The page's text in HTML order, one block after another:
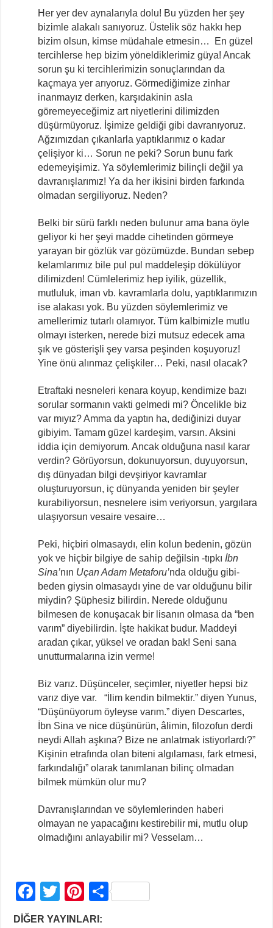
Her yer dev aynalarıyla dolu! Bu yüzden her şey
bizimle alakalı sanıyoruz. Üstelik söz hakkı hep
bizim olsun, kimse müdahale etmesin… En güzel
tercihlerse hep bizim yöneldiklerimiz güya! Ancak
sorun şu ki tercihlerimizin sonuçlarından da
kaçmaya yer arıyoruz. Görmediğimize zinhar
inanmayız derken, karşıdakinin asla
göremeyeceğimiz art niyetlerini dilimizden
düşürmüyoruz. İşimize geldiği gibi davranıyoruz.
Ağzımızdan çıkanlarla yaptıklarımız o kadar
çelişiyor ki… Sorun ne peki? Sorun bunu fark
edemeyişimiz. Ya söylemlerimiz bilinçli değil ya
davranışlarımız! Ya da her ikisini birden farkında
olmadan sergiliyoruz. Neden?
Belki bir sürü farklı neden bulunur ama bana öyle
geliyor ki her şeyi madde cihetinden görmeye
yarayan bir gözlük var gözümüzde. Bundan sebep
kelamlarımız bile pul pul maddeleşip dökülüyor
dilimizden! Cümlelerimiz hep iyilik, güzellik,
mutluluk, iman vb. kavramlarla dolu, yaptıklarımızın
ise alakası yok. Bu yüzden söylemlerimiz ve
amellerimiz tutarlı olamıyor. Tüm kalbimizle mutlu
olmayı isterken, nerede bizi mutsuz edecek ama
şık ve gösterişli şey varsa peşinden koşuyoruz!
Yine önü alınmaz çelişkiler… Peki, nasıl olacak?
Etraftaki nesneleri kenara koyup, kendimize bazı
sorular sormanın vakti gelmedi mi? Öncelikle biz
var mıyız? Amma da yaptın ha, dediğinizi duyar
gibiyim. Tamam güzel kardeşim, varsın. Aksini
iddia için demiyorum. Ancak olduğuna nasıl karar
verdin? Görüyorsun, dokunuyorsun, duyuyorsun,
dış dünyadan bilgi devşiriyor kavramlar
oluşturuyorsun, iç dünyanda yeniden bir şeyler
kurabiliyorsun, nesnelere isim veriyorsun, yargılara
ulaşıyorsun vesaire vesaire…
Peki, hiçbiri olmasaydı, elin kolun bedenin, gözün
yok ve hiçbir bilgiye de sahip değilsin -tıpkı İbn
Sina’nın Uçan Adam Metaforu’nda olduğu gibi-
beden giysin olmasaydı yine de var olduğunu bilir
miydin? Şüphesiz bilirdin. Nerede olduğunu
bilmesen de konuşacak bir lisanın olmasa da “ben
varım” diyebilirdin. İşte hakikat budur. Maddeyi
aradan çıkar, yüksel ve oradan bak! Seni sana
unutturmalarına izin verme!
Biz varız. Düşünceler, seçimler, niyetler hepsi biz
varız diye var. “İlim kendin bilmektir.” diyen Yunus,
“Düşünüyorum öyleyse varım.” diyen Descartes,
İbn Sina ve nice düşünürün, âlimin, filozofun derdi
neydi Allah aşkına? Bize ne anlatmak istiyorlardı?”
Kişinin etrafında olan biteni algılaması, fark etmesi,
farkındalığı” olarak tanımlanan bilinç olmadan
bilmek mümkün olur mu?
Davranışlarından ve söylemlerinden haberi
olmayan ne yapacağını kestirebilir mi, mutlu olup
olmadığını anlayabilir mi? Vesselam…
F
a
T
wi
Pi
nt
S
DİĞER YAYINLARI: